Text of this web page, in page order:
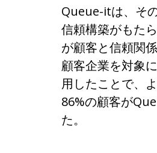
Queue-itは、そ
信頼構築がもた
が顧客と信頼関
顧客企業を対象
用したことで、
86%の顧客が
た。